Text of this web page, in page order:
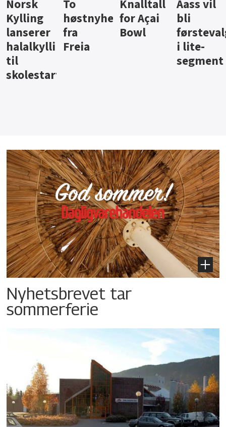
Knalltall
for Açai
Bowl
Aass vil
bli
førstevalg
i lite-
Brus og
jus fra
Berentsen
Hard
iste fra
Hansa
Nyhetsbrevet tar
sommerferie